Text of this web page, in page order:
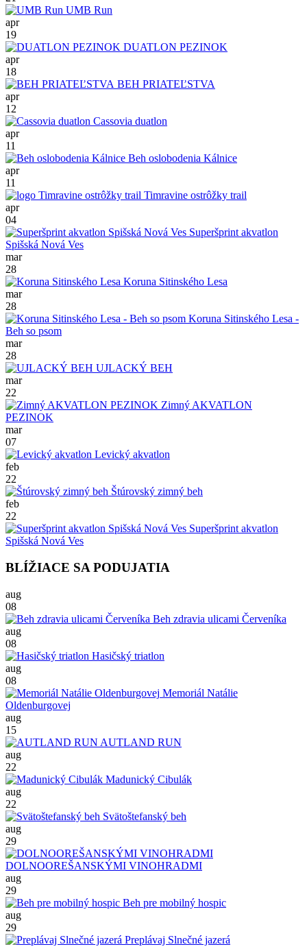
UMB Run
apr
19
DUATLON PEZINOK
apr
18
BEH PRIATEĽSTVA
apr
12
Cassovia duatlon
apr
11
Beh oslobodenia Kálnice
apr
11
Timravine ostrôžky trail
apr
04
Superšprint akvatlon
Spišská Nová Ves
mar
28
Koruna Sitinského Lesa
mar
28
Koruna Sitinského Lesa -
Beh so psom
mar
28
UJLACKÝ BEH
mar
22
Zimný AKVATLON
PEZINOK
mar
07
Levický akvatlon
feb
22
Štúrovský zimný beh
feb
22
Superšprint akvatlon
Spišská Nová Ves
BLÍŽIACE SA PODUJATIA
aug
08
Beh zdravia ulicami Červeníka
aug
08
Hasičský triatlon
aug
08
Memoriál Natálie
Oldenburgovej
aug
15
AUTLAND RUN
aug
22
Madunický Cibulák
aug
22
Svätoštefanský beh
aug
29
DOLNOOREŠANSKÝMI VINOHRADMI
aug
29
Beh pre mobilný hospic
aug
29
Preplávaj Slnečné jazerá